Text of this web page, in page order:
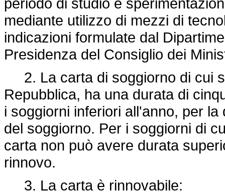
mediante utilizzo di mezzi di
indicazioni formulate dal
Presidenza del Consiglio dei
2. La carta di soggiorno di cui
Repubblica, ha una durata di
i soggiorni inferiori all'anno, per
del soggiorno. Per i soggiorni di
carta non può avere durata
rinnovo.
3. La carta è rinnovabile: